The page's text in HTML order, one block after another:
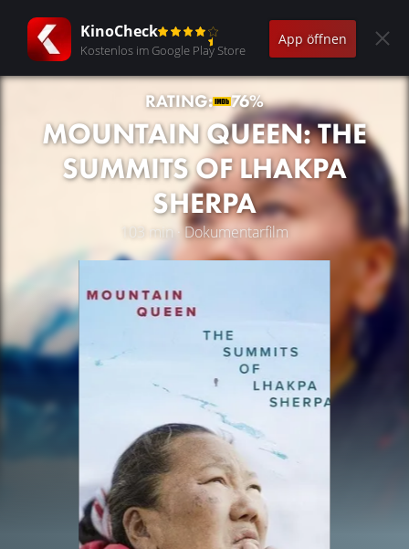
KinoCheck
Kostenlos im Google Play Store
App öffnen
RATING: 76%
MOUNTAIN QUEEN: THE
SUMMITS OF LHAKPA
SHERPA
103 min · Dokumentarfilm